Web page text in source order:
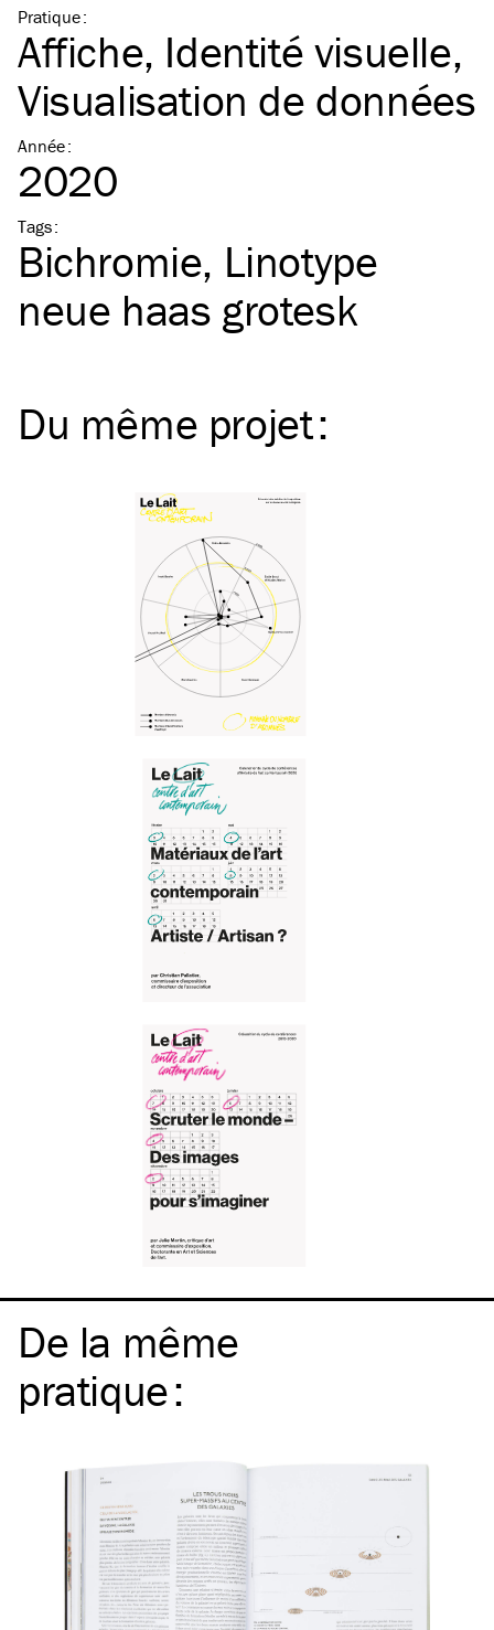
Pratique:
Affiche Identité visuelle
Visualisation de données
Année:
2020
Tags:
Bichromie Linotype
neue haas grotesk
Du même projet:
De la même
pratique: